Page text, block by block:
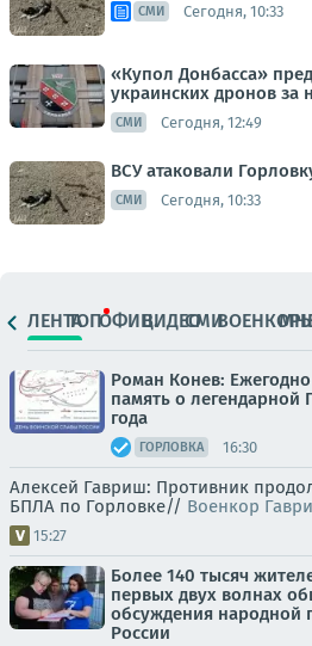
СМИ Сегодня, 10:33
«Купол Донбасса»
украинских дронов за
СМИ Сегодня, 12:49
ВСУ атаковали
СМИ Сегодня, 10:33
ЛЕНТАТОПОФИЦ.ВИДЕОСМИ
Роман Конев:
память о легендарной
года
ГОРЛОВКА 16:30
Алексей Гавриш: Противник
БПЛА по Горловке// Военкор
15:27
Более 140 тысяч
первых двух волнах
обсуждения народной
России